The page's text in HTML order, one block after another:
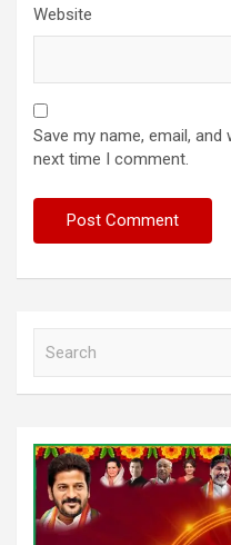
Website
Save my name, email,
next time I comment.
h